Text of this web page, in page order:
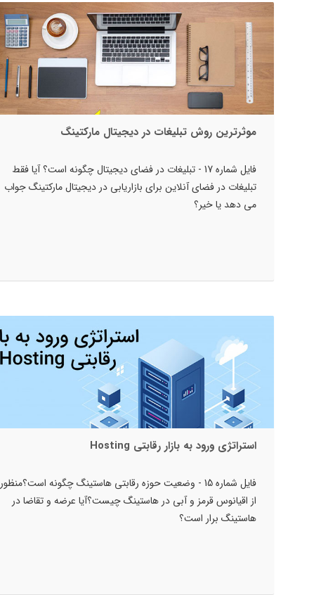
موثرترین روش تبلیغات در دیجیتال مارکتینگ
فایل شماره 17 - تبلیغات در فضای دیجیتال چگونه است؟ آیا فقط
تبلیغات در فضای آنلاین برای بازاریابی در دیجیتال مارکتینگ جواب
می دهد یا خیر؟
استراتژی ورود به بازار رقابتی Hosting
فایل شماره 15 - وضعیت حوزه رقابتی هاستینگ چگونه است؟منظور
از اقیانوس قرمز و آبی در هاستینگ چیست؟آیا عرضه و تقاضا در
هاستینگ برار است؟